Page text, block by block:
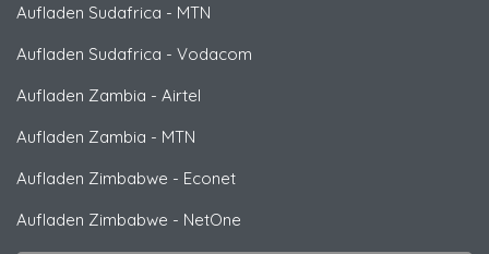
Aufladen Sudafrica - MTN
Aufladen Sudafrica - Vodacom
Aufladen Zambia - Airtel
Aufladen Zambia - MTN
Aufladen Zimbabwe - Econet
Aufladen Zimbabwe - NetOne